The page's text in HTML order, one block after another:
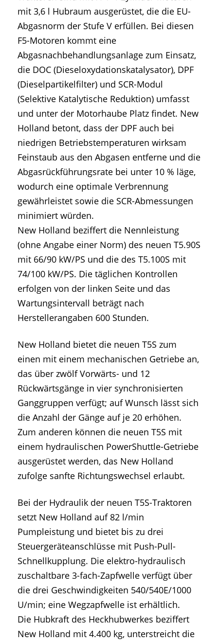
mit 3,6 l Hubraum ausgerüstet, die die EU-
Abgasnorm der Stufe V erfüllen. Bei diesen
F5-Motoren kommt eine
Abgasnachbehandlungsanlage zum Einsatz,
die DOC (Dieseloxydationskatalysator), DPF
(Dieselpartikelfilter) und SCR-Modul
(Selektive Katalytische Reduktion) umfasst
und unter der Motorhaube Platz findet. New
Holland betont, dass der DPF auch bei
niedrigen Betriebstemperaturen wirksam
Feinstaub aus den Abgasen entferne und die
Abgasrückführungsrate bei unter 10 % läge,
wodurch eine optimale Verbrennung
gewährleistet sowie die SCR-Abmessungen
minimiert würden.
New Holland beziffert die Nennleistung
(ohne Angabe einer Norm) des neuen T5.90S
mit 66/90 kW/PS und die des T5.100S mit
74/100 kW/PS. Die täglichen Kontrollen
erfolgen von der linken Seite und das
Wartungsintervall beträgt nach
Herstellerangaben 600 Stunden.
New Holland bietet die neuen T5S zum
einen mit einem mechanischen Getriebe an,
das über zwölf Vorwärts- und 12
Rückwärtsgänge in vier synchronisierten
Ganggruppen verfügt; auf Wunsch lässt sich
die Anzahl der Gänge auf je 20 erhöhen.
Zum anderen können die neuen T5S mit
einem hydraulischen PowerShuttle-Getriebe
ausgerüstet werden, das New Holland
zufolge sanfte Richtungswechsel erlaubt.
Bei der Hydraulik der neuen T5S-Traktoren
setzt New Holland auf 82 l/min
Pumpleistung und bietet bis zu drei
Steuergeräteanschlüsse mit Push-Pull-
Schnellkupplung. Die elektro-hydraulisch
zuschaltbare 3-fach-Zapfwelle verfügt über
die drei Geschwindigkeiten 540/540E/1000
U/min; eine Wegzapfwelle ist erhältlich.
Die Hubkraft des Heckhubwerkes beziffert
New Holland mit 4.400 kg, unterstreicht die